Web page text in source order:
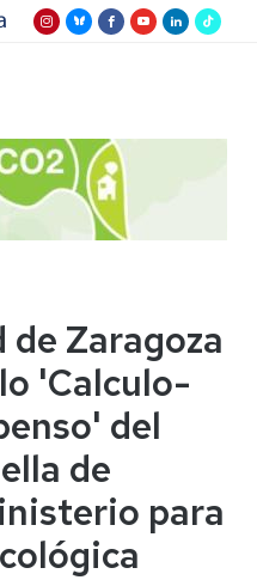
Zaragoza
'Calculo-
del
de
para